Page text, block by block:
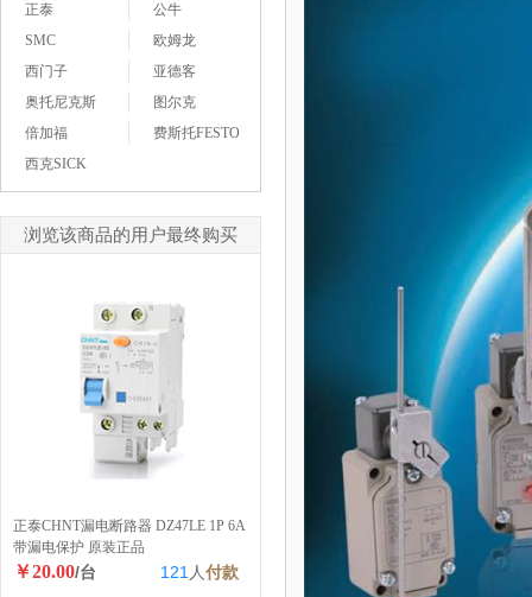
正泰
公牛
SMC
欧姆龙
西门子
亚德客
奥托尼克斯
图尔克
倍加福
费斯托FESTO
西克SICK
浏览该商品的用户最终购买
正泰CHNT漏电断路器 DZ47LE 1P 6A
带漏电保护 原装正品
￥20.00/台 121 人付款